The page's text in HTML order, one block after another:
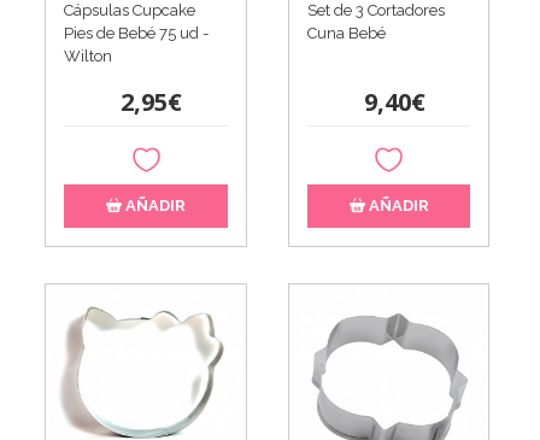
Cápsulas Cupcake
Pies de Bebé 75 ud -
Wilton
2,95€
AÑADIR
Set de 3 Cortadores
Cuna Bebé
9,40€
AÑADIR